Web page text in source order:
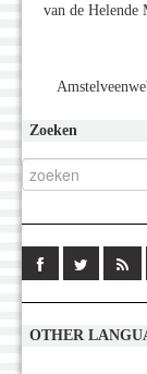
van de Helende
Zoeken
OTHER